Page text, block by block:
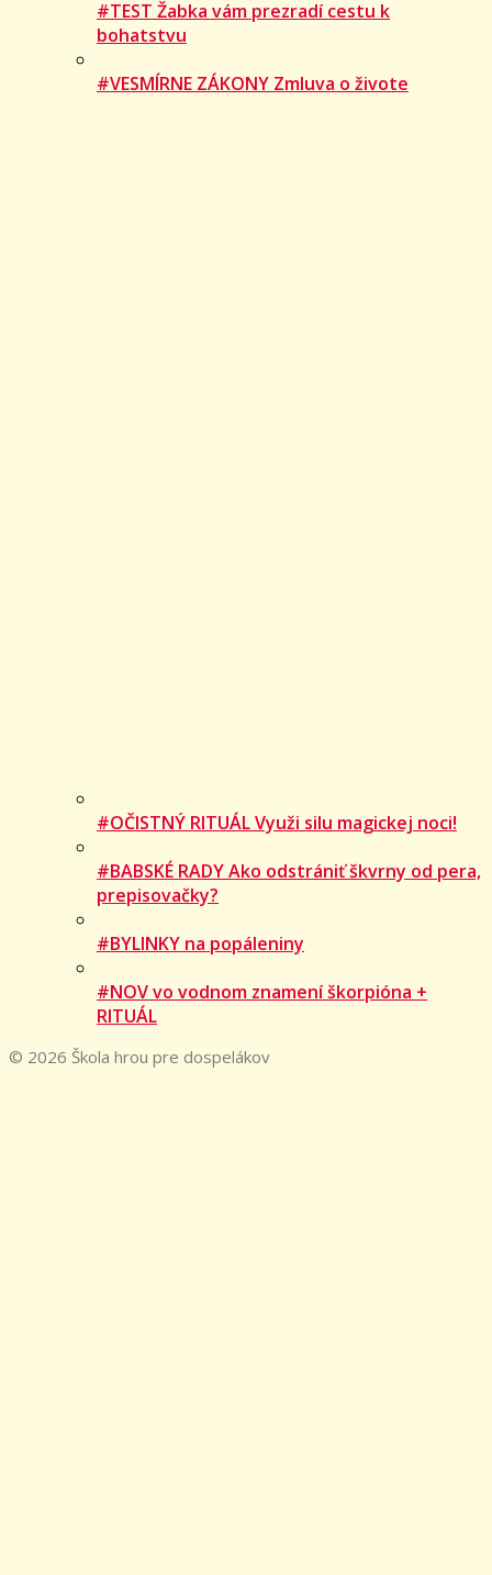
#TEST Žabka vám prezradí cestu k
bohatstvu
#VESMÍRNE ZÁKONY Zmluva o živote
#OČISTNÝ RITUÁL Využi silu magickej noci!
#BABSKÉ RADY Ako odstrániť škvrny od pera,
prepisovačky?
#BYLINKY na popáleniny
#NOV vo vodnom znamení škorpióna +
RITUÁL
© 2026 Škola hrou pre dospelákov